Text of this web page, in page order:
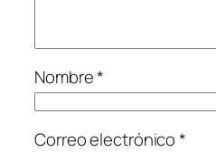
Nombre*
Correo electrónico*